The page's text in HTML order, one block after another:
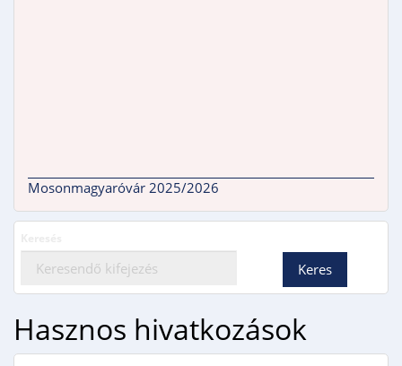
Mosonmagyaróvár 2025/2026
Hasznos hivatkozások